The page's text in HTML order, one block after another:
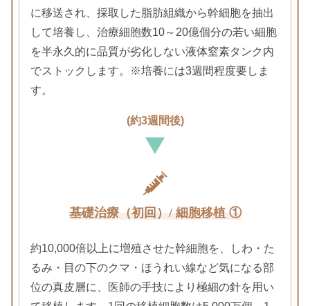
に移送され、 採取した脂肪組織から幹細胞を抽出
して培養し、治療細胞数10～20億個分の若い細胞
を半永久的に品質が劣化しない液体窒素タンク内
でストックします。
※培養には3週間程度要しま
す。
(約3週間後)
基礎治療（初回）/ 細胞移植 ①
約10,000倍以上に増殖させた幹細胞を、しわ・た
るみ・目の下のクマ・ほうれい線など気になる部
位の真皮層に、医師の手技により極細の針を用い